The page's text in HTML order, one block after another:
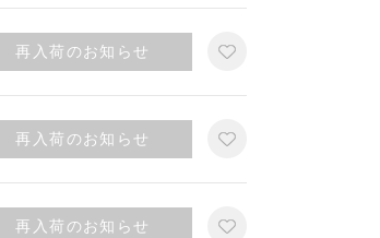
再入荷のお知らせ
再入荷のお知らせ
再入荷のお知らせ